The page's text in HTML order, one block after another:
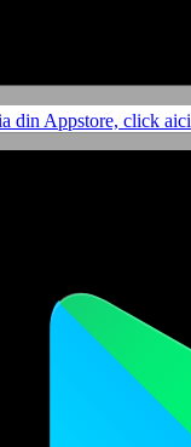
din Appstore, click aici